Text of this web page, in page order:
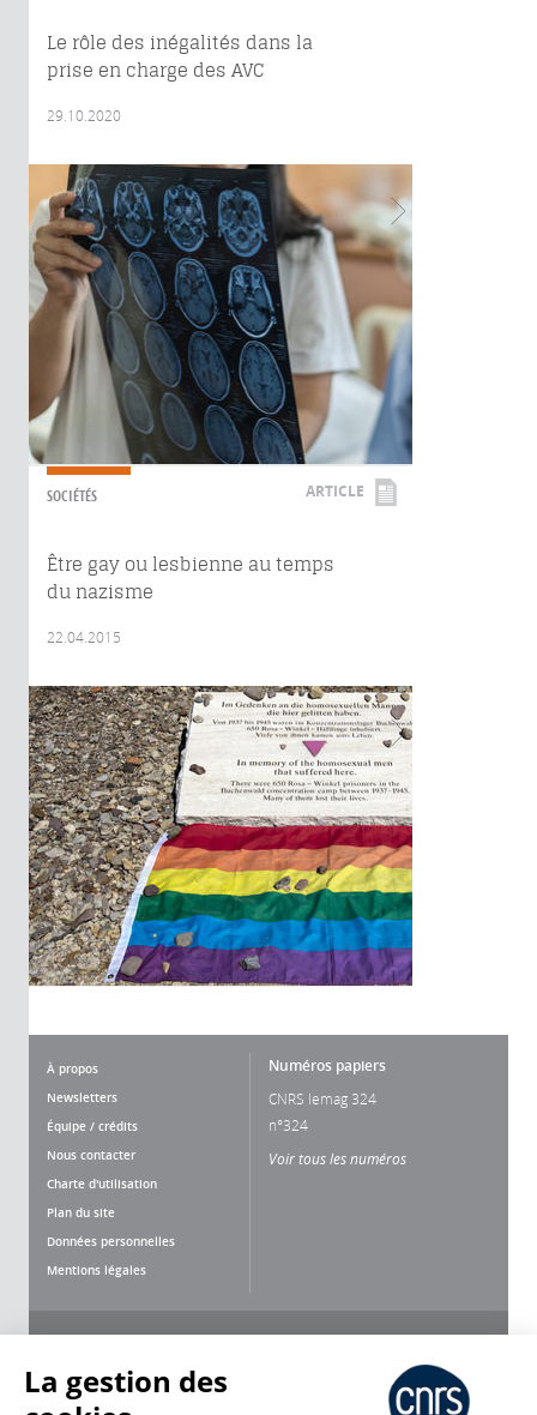
Le rôle des inégalités dans la
prise en charge des AVC
29.10.2020
SOCIÉTÉS ARTICLE
Être gay ou lesbienne au temps
du nazisme
22.04.2015
À propos
Newsletters
Équipe / crédits
Nous contacter
Charte d'utilisation
Plan du site
Données personnelles
Mentions légales
Numéros papiers
CNRS lemag 324
n°324
Voir tous les numéros
La gestion des